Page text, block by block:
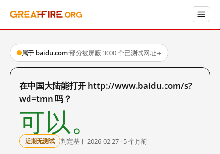
属于 baidu.com·部分被屏蔽·3000 个已测试网址→
在中国大陆能打开 http://www.baidu.com/s?
wd=tmn 吗？
可以。
近期无测试 判定基于 2026-02-27 · 5 个月前